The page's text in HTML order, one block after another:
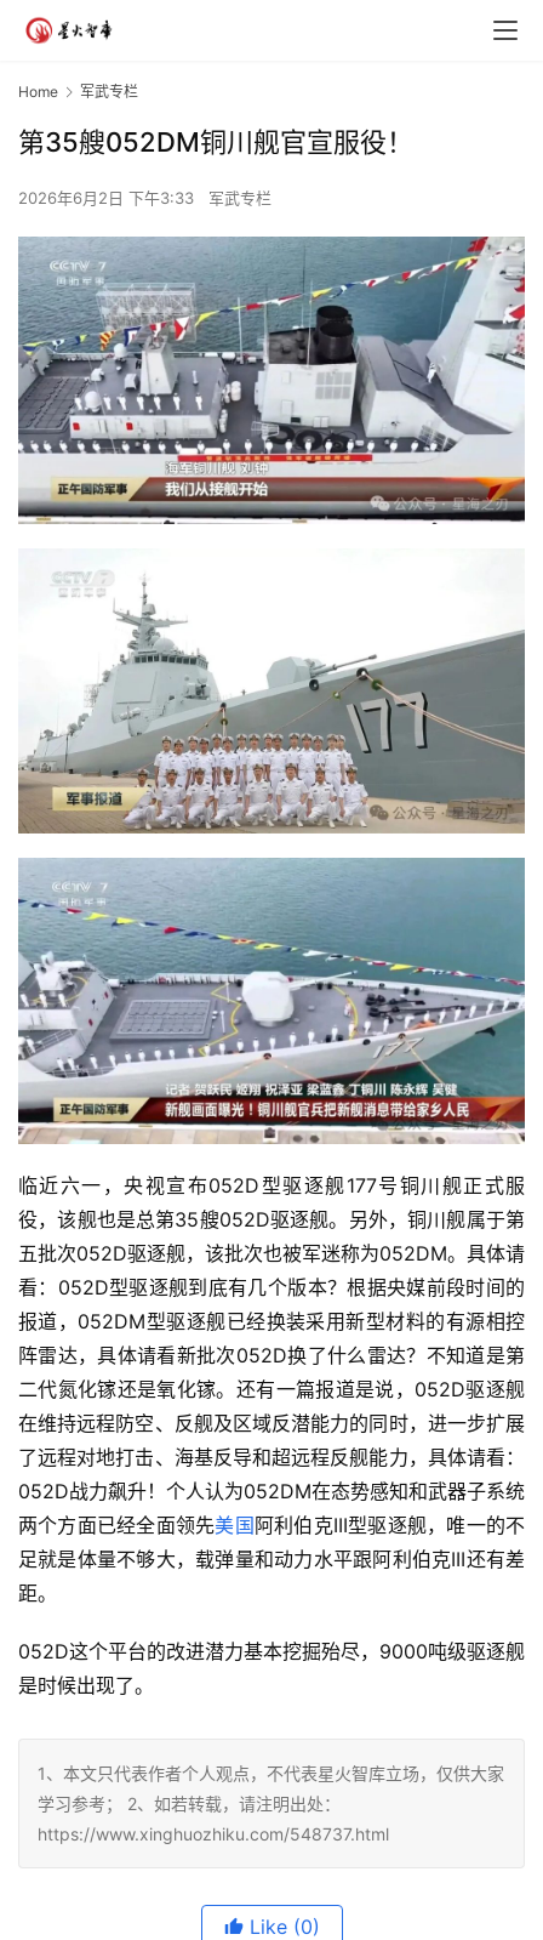
Home 军武专栏
第35艘052DM铜川舰官宣服役！
2026年6月2日 下午3:33 军武专栏
临近六一，央视宣布052D型驱逐舰177号铜川舰正式服
役，该舰也是总第35艘052D驱逐舰。另外，铜川舰属于第
五批次052D驱逐舰，该批次也被军迷称为052DM。具体请
看：052D型驱逐舰到底有几个版本？根据央媒前段时间的
报道，052DM型驱逐舰已经换装采用新型材料的有源相控
阵雷达，具体请看新批次052D换了什么雷达？不知道是第
二代氮化镓还是氧化镓。还有一篇报道是说，052D驱逐舰
在维持远程防空、反舰及区域反潜能力的同时，进一步扩展
了远程对地打击、海基反导和超远程反舰能力，具体请看：
052D战力飙升！个人认为052DM在态势感知和武器子系统
两个方面已经全面领先美国阿利伯克III型驱逐舰，唯一的不
足就是体量不够大，载弹量和动力水平跟阿利伯克III还有差
距。
052D这个平台的改进潜力基本挖掘殆尽，9000吨级驱逐舰
是时候出现了。
1、本文只代表作者个人观点，不代表星火智库立场，仅供大家
学习参考； 2、如若转载，请注明出处：
https://www.xinghuozhiku.com/548737.html
Like (0)